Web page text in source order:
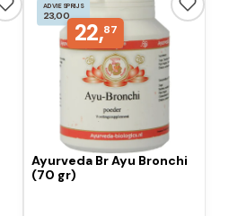
ADVIESPRIJS
23,00
22,87
Ayurveda Br Ayu Bronchi
(70 gr)